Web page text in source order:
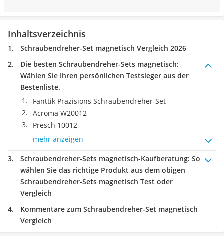
Inhaltsverzeichnis
Schraubendreher-Set magnetisch Vergleich 2026
Die besten Schraubendreher-Sets magnetisch:
Wählen Sie Ihren persönlichen Testsieger aus der
Bestenliste.
Fanttik Präzisions Schraubendreher-Set
Acroma W20012
Presch 10012
mehr anzeigen
Schraubendreher-Sets magnetisch-Kaufberatung: So
wählen Sie das richtige Produkt aus dem obigen
Schraubendreher-Sets magnetisch Test oder
Vergleich
Kommentare zum Schraubendreher-Set magnetisch
Vergleich